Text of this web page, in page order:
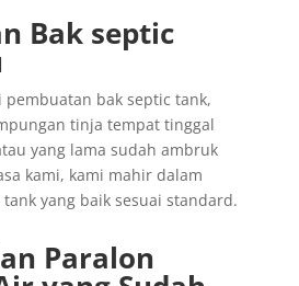
Bak septic
pembuatan bak septic tank,
tinja tempat tinggal
yang lama sudah ambruk
kami, kami mahir dalam
yang baik sesuai standard.
Paralon